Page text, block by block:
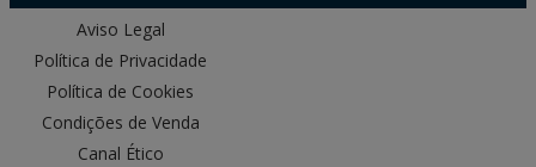
Aviso Legal
Política de Privacidade
Política de Cookies
Condições de Venda
Canal Ético